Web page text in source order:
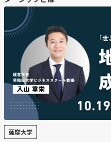
を対象にした「ベスト・ニ
最高賞を受賞した。世界の
で選ばれ、温泉施設やレス
テルとして、国際的に高い
ルスツリゾートが日本一
国別部門では、留寿都村の
算6度目の「日本のベスト
た。豊かな自然環境や雪質
ので、運営会社の社長は「
している。
薩摩大学